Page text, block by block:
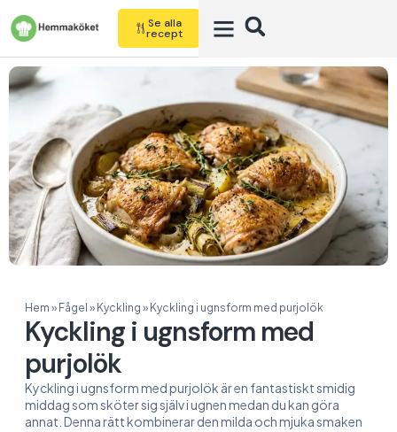
Se alla
recept
Hem » Fågel » Kyckling » Kyckling i ugnsform med purjolök
Kyckling i ugnsform med
purjolök
Kyckling i ugnsform med purjolök är en fantastiskt smidig
middag som sköter sig själv i ugnen medan du kan göra
annat. Denna rätt kombinerar den milda och mjuka smaken